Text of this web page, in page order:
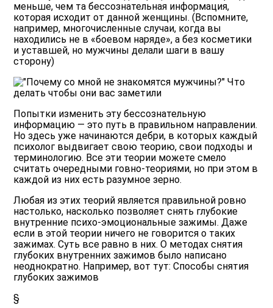
меньше, чем та бессознательная информация,
которая исходит от данной женщины. (Вспомните,
например, многочисленные случаи, когда вы
находились не в «боевом наряде», а без косметики
и уставшей, но мужчины делали шаги в вашу
сторону)
Попытки изменить эту бессознательную
информацию — это путь в правильном направлении.
Но здесь уже начинаются дебри, в которых каждый
психолог выдвигает свою теорию, свои подходы и
терминологию. Все эти теории можете смело
считать очередными говно-теориями, но при этом в
каждой из них есть разумное зерно.
Любая из этих теорий является правильной ровно
настолько, насколько позволяет снять глубокие
внутренние психо-эмоциональные зажимы. Даже
если в этой теории ничего не говорится о таких
зажимах. Суть все равно в них. О методах снятия
глубоких внутренних зажимов было написано
неоднократно. Например, вот тут:Способы снятия
глубоких зажимов
§